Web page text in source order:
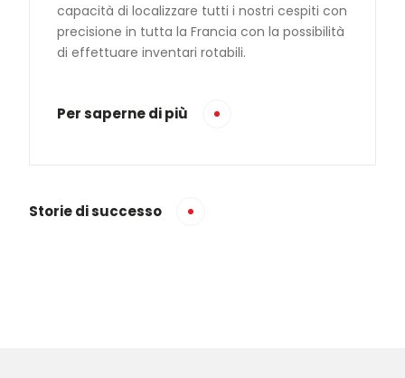
capacità di localizzare tutti i nostri cespiti con
precisione in tutta la Francia con la possibilità
di effettuare inventari rotabili.
Per saperne di più
Storie di successo